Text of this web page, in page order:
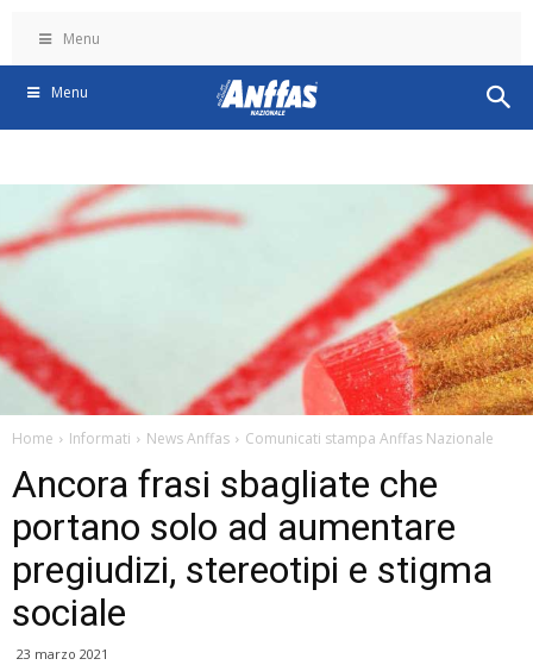
Menu
Menu
Home Informati News Anffas Comunicati stampa Anffas Nazionale
Ancora frasi sbagliate che
portano solo ad aumentare
pregiudizi, stereotipi e stigma
sociale
23 marzo 2021